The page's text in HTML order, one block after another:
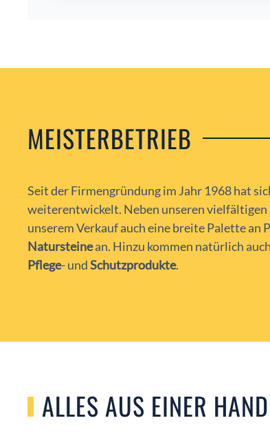
MEISTERBETRIEB
Seit der Firmengründung im Jahr 1968 hat
weiterentwickelt. Neben unseren vielfältigen
unserem Verkauf auch eine breite Palette an
Natursteinean. Hinzu kommen natürlich
Pflege- undSchutzprodukte.
ALLES AUS EINER HAND